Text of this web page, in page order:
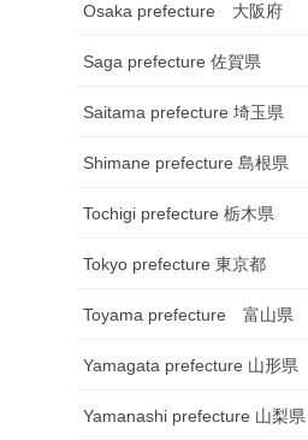
Osaka prefecture 大阪府
Saga prefecture 佐賀県
Saitama prefecture 埼玉県
Shimane prefecture 島根県
Tochigi prefecture 栃木県
Tokyo prefecture 東京都
Toyama prefecture 富山県
Yamagata prefecture 山形県
Yamanashi prefecture 山梨県